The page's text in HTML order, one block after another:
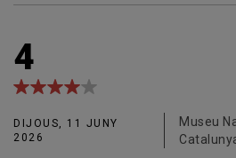
4
DIJOUS, 11 JUNY
2026
Museu